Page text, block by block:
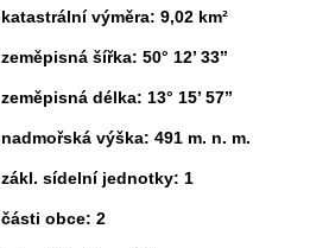
katastrální výměra: 9,02 km²
zeměpisná šířka: 50° 12’ 33’’
zeměpisná délka: 13° 15’ 57’’
nadmořská výška: 491 m. n. m.
zákl. sídelní jednotky: 1
části obce: 2